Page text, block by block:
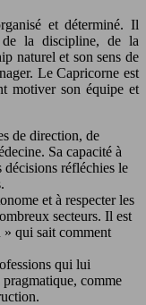
et déterminé. Il
de la discipline, de la
naturel et son sens de
Le Capricorne est
motiver son équipe et
de direction, de
Sa capacité à
décisions réfléchies le
et à respecter les
secteurs. Il est
» qui sait comment
qui lui
comme